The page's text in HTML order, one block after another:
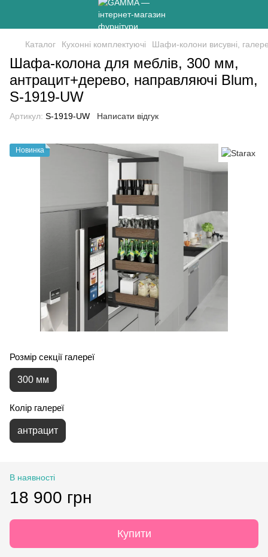
Каталог Кухонні комплектуючі Шафи-колони висувні,
Шафа-колона для меблів, 300 мм,
антрацит+дерево, направляючі Blum,
S-1919-UW
Артикул: S-1919-UW Написати відгук
Новинка
Розмір секції галереї
300 мм
Колір галереї
антрацит
В наявності
18 900 грн
Купити